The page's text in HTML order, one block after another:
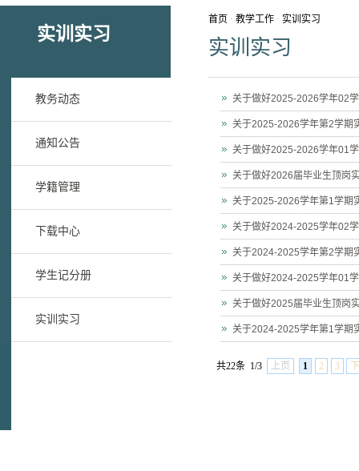
实训实习
教务动态
通知公告
学籍管理
下载中心
学生记分册
实训实习
首页 · 教学工作 · 实训实习
实训实习
关于做好2025-2026学年02
关于2025-2026学年第2学期
关于做好2025-2026学年01
关于做好2026届毕业生顶岗
关于2025-2026学年第1学期
关于做好2024-2025学年02
关于2024-2025学年第2学期
关于做好2024-2025学年01
关于做好2025届毕业生顶岗
关于2024-2025学年第1学期
共22条 1/3 上页 1 2 3